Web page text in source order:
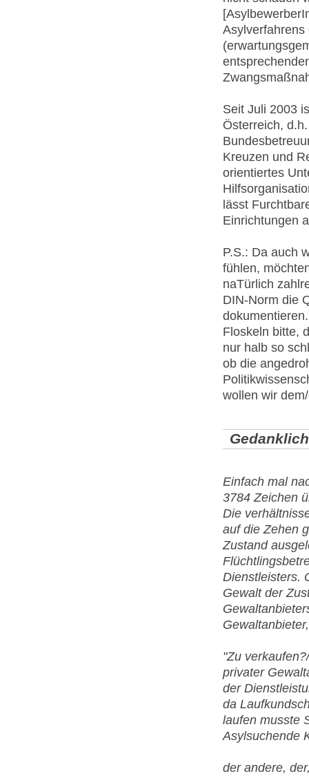
Asylverfahrens
Seit Juli 2003
Österreich,
Kreuzen und
orientiertes
lässt
Einrichtungen
P.S.: Da auch
fühlen,
naTürlich
DIN-Norm die
Floskeln bitte,
nur halb so
ob die
wollen wir
Einfach mal
3784 Zeichen
Die
auf die Zehen
Zustand
Dienstleisters.
Gewalt der
"Zu
privater
der
da
laufen musste
Asylsuchende
der andere,